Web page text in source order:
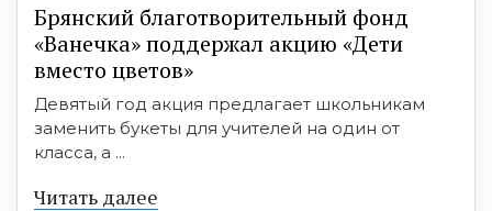
Брянский благотворительный фонд
«Ванечка» поддержал акцию «Дети
вместо цветов»
Девятый год акция предлагает школьникам
заменить букеты для учителей на один от
класса, а ...
Читать далее